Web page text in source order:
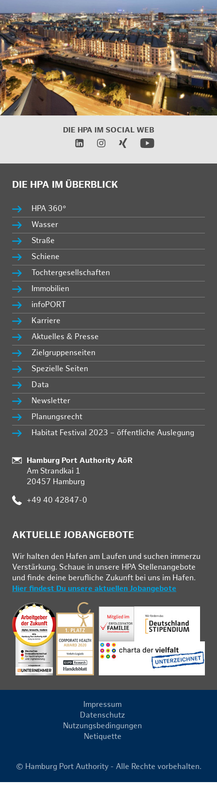
DIE HPA IM SOCIAL WEB
DIE HPA IM ÜBERBLICK
HPA 360°
Wasser
Straße
Schiene
Tochtergesellschaften
Immobilien
infoPORT
Karriere
Aktuelles & Presse
Zielgruppenseiten
Spezielle Seiten
Data
Newsletter
Planungsrecht
Habitat Festival 2023 – öffentliche Auslegung
Standort:
Hamburg Port Authority AöR
Am Strandkai 1
20457 Hamburg
Telefon:
+49 40 42847-0
AKTUELLE JOBANGEBOTE
Wir hal­ten den Ha­fen am Lau­fen und su­chen im­mer­zu
Ver­stär­kung. Schau­e in un­se­re HPA Stel­len­an­ge­bo­te
und fin­de deine be­ruf­li­che Zu­kunft bei uns im Ha­fen.
Hier findest Du unsere aktuellen Jobangebote
Impressum
Datenschutz
Nutzungsbedingungen
Netiquette
© Hamburg Port Authority - Alle Rechte vorbehalten.